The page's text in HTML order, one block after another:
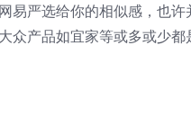
易严选给你的相似感，也许
众产品如宜家等或多或少都